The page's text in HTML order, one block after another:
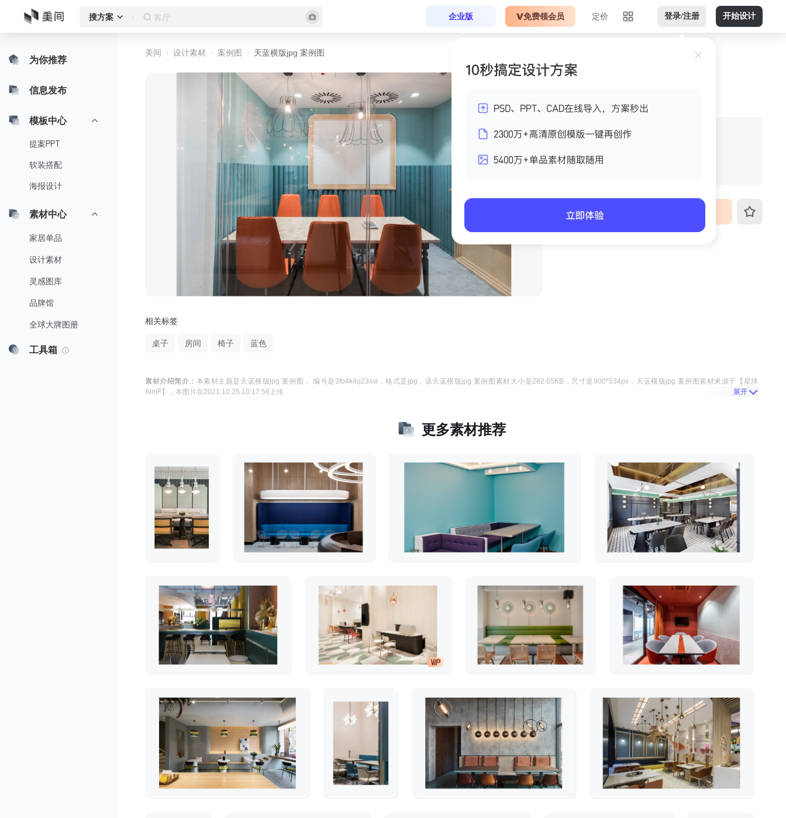
搜方案 客厅 企业版 免费领会员 定价 登录/注册 开始设计
为你推荐
信息发布
模板中心
提案PPT
软装搭配
海报设计
素材中心
家居单品
设计素材
灵感图库
品牌馆
全球大牌图册
工具箱
美间 设计素材 案例图 天蓝横版jpg 案例图
作者 星球AlmF
尺寸
ID 3fo4k4q23xvl
相关标签
桌子 房间 椅子 蓝色
素材介绍简介： 本素材主题是 天蓝横版jpg 案例图 ， 编号是3fo4k4q23xvl ，格式是 jpg ，该天蓝横版jpg 案例图素材大小是282.65KB ，尺寸是800*534px， 天蓝横版jpg 案例图素材来源于 【星球
AlmF】
，本图片在2021.10.25 10:17:56 上传 展开
更多素材推荐